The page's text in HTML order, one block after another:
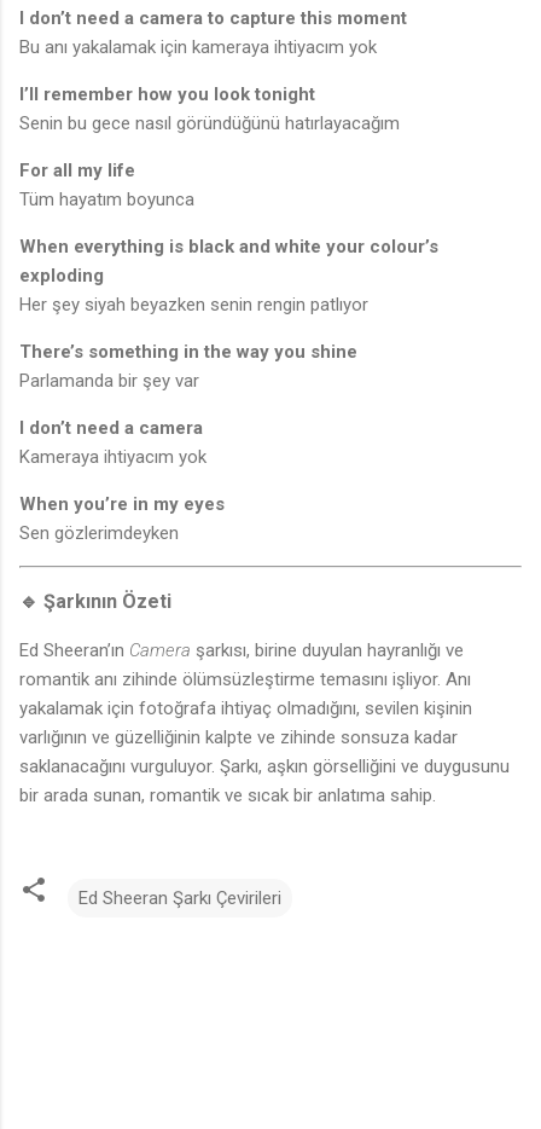
I don’t need a camera to capture this moment
Bu anı yakalamak için kameraya ihtiyacım yok
I’ll remember how you look tonight
Senin bu gece nasıl göründüğünü hatırlayacağım
For all my life
Tüm hayatım boyunca
When everything is black and white your colour’s
exploding
Her şey siyah beyazken senin rengin patlıyor
There’s something in the way you shine
Parlamanda bir şey var
I don’t need a camera
Kameraya ihtiyacım yok
When you’re in my eyes
Sen gözlerimdeyken
🔹 Şarkının Özeti
Ed Sheeran’ın Camera şarkısı, birine duyulan hayranlığı ve
romantik anı zihinde ölümsüzleştirme temasını işliyor. Anı
yakalamak için fotoğrafa ihtiyaç olmadığını, sevilen kişinin
varlığının ve güzelliğinin kalpte ve zihinde sonsuza kadar
saklanacağını vurguluyor. Şarkı, aşkın görselliğini ve duygusunu
bir arada sunan, romantik ve sıcak bir anlatıma sahip.
Ed Sheeran Şarkı Çevirileri